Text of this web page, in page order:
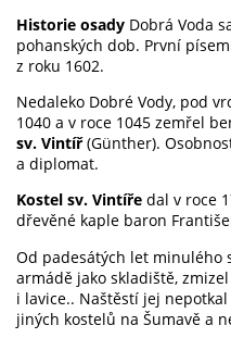
Historie osady Dobrá Voda
pohanských dob. První
z roku 1602.
Nedaleko Dobré Vody, pod
1040 a v roce 1045 zemřel
sv. Vintíř(Günther).
a diplomat.
Kostel sv. Vintíře dal v roce
dřevěné kaple baron
Od padesátých let minulého
armádě jako skladiště,
i lavice.. Naštěstí jej
jiných kostelů na Šumavě a